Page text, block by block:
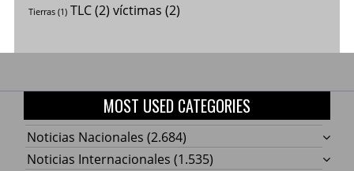
Tierras(1) TLC(2) víctimas (2)
MOST USED CATEGORIES
Noticias Nacionales (2.684)
Noticias Internacionales (1.535)